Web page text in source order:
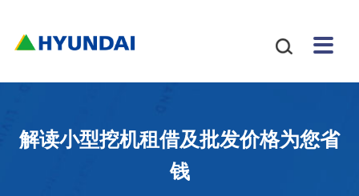

样
机
体育
吗
安博
足球
解读小型挖机租借及批发价格为您省
钱